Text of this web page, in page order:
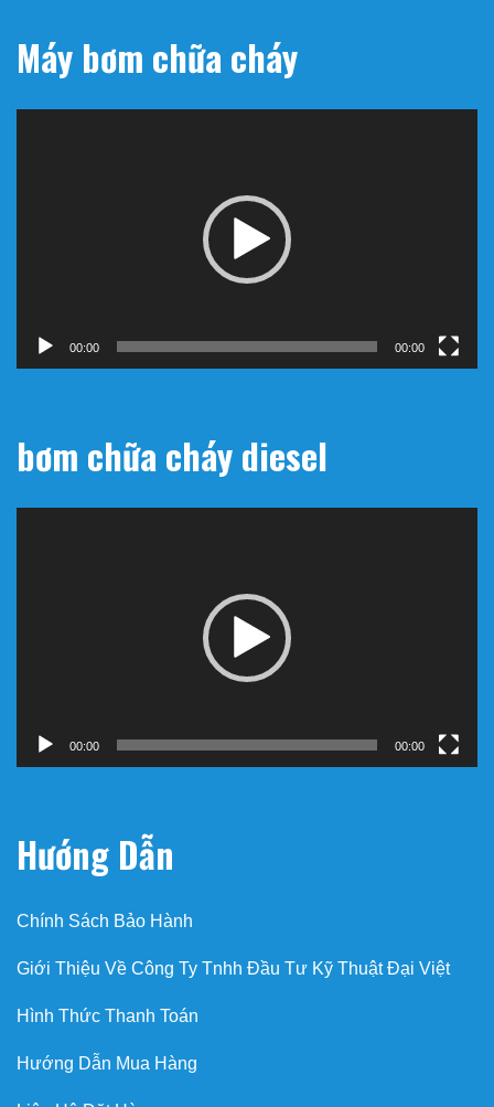
Máy bơm chữa cháy
00:00 00:00
bơm chữa cháy diesel
00:00 00:00
Hướng Dẫn
Chính Sách Bảo Hành
Giới Thiệu Về Công Ty Tnhh Đầu Tư Kỹ Thuật Đại Việt
Hình Thức Thanh Toán
Hướng Dẫn Mua Hàng